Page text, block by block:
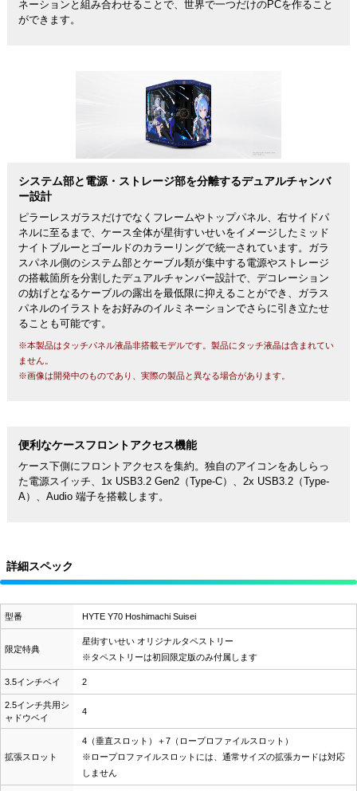
ネーションと組み合わせることで、世界で一つだけのPCを作ること
ができます。
システム部と電源・ストレージ部を分離するデュアルチャンバ
ー設計
ピラーレスガラスだけでなくフレームやトップパネル、右サイドパ
ネルに至るまで、ケース全体が星街すいせいをイメージしたミッド
ナイトブルーとゴールドのカラーリングで統一されています。ガラ
スパネル側のシステム部とケーブル類が集中する電源やストレージ
の搭載箇所を分割したデュアルチャンバー設計で、デコレーション
の妨げとなるケーブルの露出を最低限に抑えることができ、ガラス
パネルのイラストをお好みのイルミネーションでさらに引き立たせ
ることも可能です。
※本製品はタッチパネル液晶非搭載モデルです。製品にタッチ液晶は含まれてい
ません。
※画像は開発中のものであり、実際の製品と異なる場合があります。
便利なケースフロントアクセス機能
ケース下側にフロントアクセスを集約。独自のアイコンをあしらっ
た電源スイッチ、1x USB3.2 Gen2（Type-C）、2x USB3.2（Type-
A）、Audio 端子を搭載します。
詳細スペック
型番 HYTE Y70 Hoshimachi Suisei
限定特典
星街すいせい オリジナルタペストリー
※タペストリーは初回限定版のみ付属します
3.5インチベイ 2
2.5インチ共用シ
ャドウベイ
4
拡張スロット
4（垂直スロット）＋7（ロープロファイルスロット）
※ロープロファイルスロットには、通常サイズの拡張カードは対応
しません